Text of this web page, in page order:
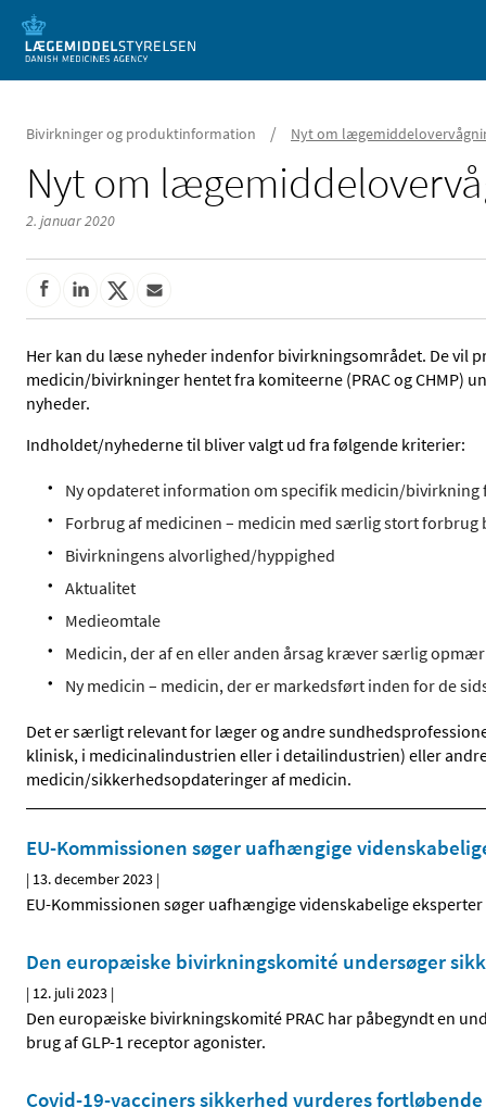
Mobil visning
Bivirkninger og produktinformation / Nyt om
Nyt om
2. januar 2020
Her kan du læse nyheder indenfor bivirkningsområdet. De
medicin/bivirkninger hentet fra komiteerne (PRAC og CHMP)
nyheder.
Indholdet/nyhederne til bliver valgt ud fra følgende kriterier:
Ny opdateret information om specifik medicin/bivirkning
Forbrug af medicinen – medicin med særlig stort
Bivirkningens alvorlighed/hyppighed
Aktualitet
Medieomtale
Medicin, der af en eller anden årsag kræver særlig
Ny medicin – medicin, der er markedsført inden for de
Det er særligt relevant for læger og andre
klinisk, i medicinalindustrien eller i detailindustrien) eller
medicin/sikkerhedsopdateringer af medicin.
EU-Kommissionen søger uafhængige
| 13. december 2023 |
EU-Kommissionen søger uafhængige videnskabelige
Den europæiske bivirkningskomité undersøger
| 12. juli 2023 |
Den europæiske bivirkningskomité PRAC har påbegyndt en
brug af GLP-1 receptor agonister.
Covid-19-vacciners sikkerhed vurderes fortløbende